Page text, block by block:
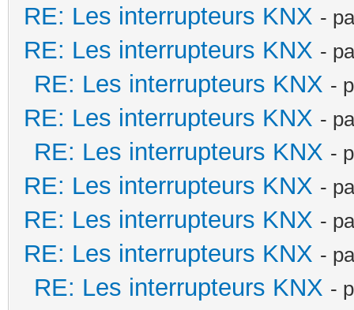
RE: Les interrupteurs KNX -
RE: Les interrupteurs KNX -
RE: Les interrupteurs KNX -
RE: Les interrupteurs KNX -
RE: Les interrupteurs KNX -
RE: Les interrupteurs KNX -
RE: Les interrupteurs KNX -
RE: Les interrupteurs KNX -
RE: Les interrupteurs KNX -